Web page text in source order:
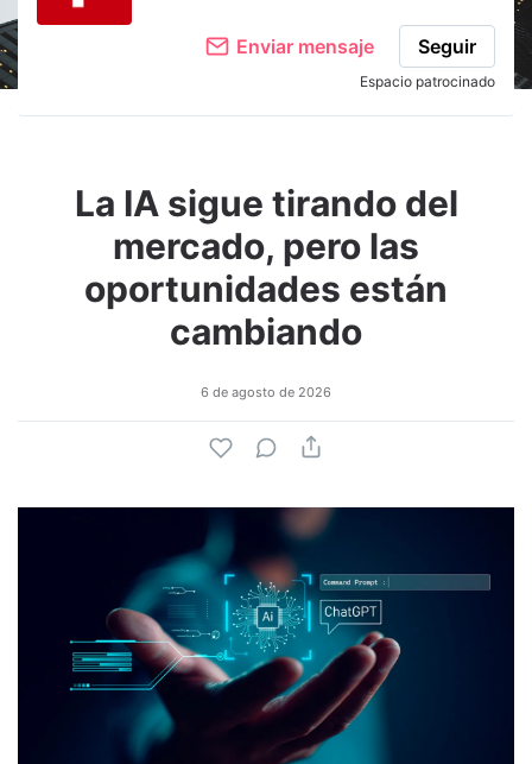
Enviar mensaje Seguir
Espacio patrocinado
La IA sigue tirando del
mercado, pero las
oportunidades están
cambiando
6 de agosto de 2026